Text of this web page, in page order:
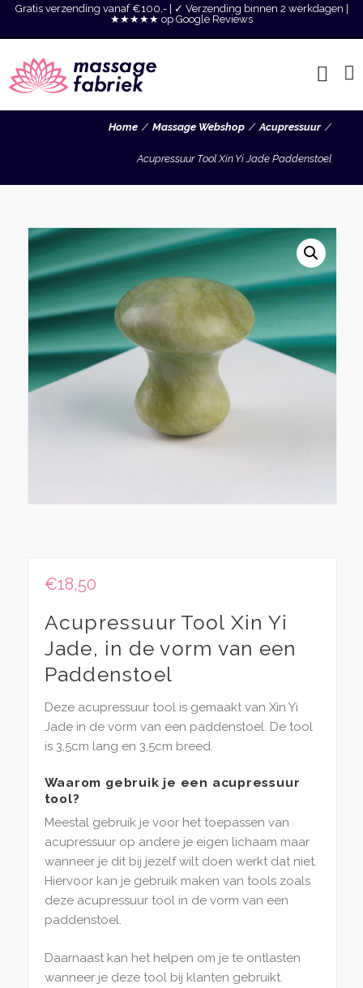
Gratis verzending vanaf €100,- | ✓ Verzending binnen 2 werkdagen |
★★★★★ op Google Reviews
Home Massage Webshop Acupressuur
Acupressuur Tool Xin Yi Jade Paddenstoel
€18,50
Acupressuur Tool Xin Yi
Jade, in de vorm van een
Paddenstoel
Deze acupressuur tool is gemaakt van Xin Yi
Jade in de vorm van een paddenstoel. De tool
is 3,5cm lang en 3,5cm breed.
Waarom gebruik je een acupressuur
tool?
Meestal gebruik je voor het toepassen van
acupressuur op andere je eigen lichaam maar
wanneer je dit bij jezelf wilt doen werkt dat niet.
Hiervoor kan je gebruik maken van tools zoals
deze acupressuur tool in de vorm van een
paddenstoel.
Daarnaast kan het helpen om je te ontlasten
wanneer je deze tool bij klanten gebruikt.